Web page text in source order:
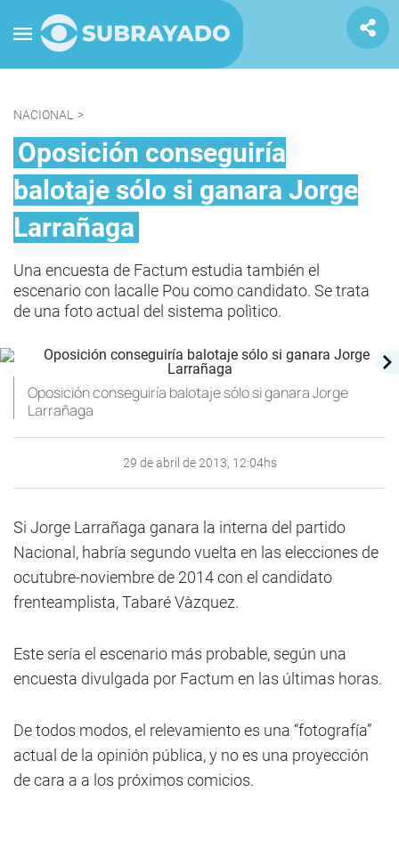
NACIONAL >
Oposición conseguiría
balotaje sólo si ganara Jorge
Larrañaga
Una encuesta de Factum estudia también el
escenario con lacalle Pou como candidato. Se trata
de una foto actual del sistema polìtico.
Oposición conseguiría balotaje sólo si ganara Jorge
Larrañaga
29 de abril de 2013, 12:04hs
Si Jorge Larrañaga ganara la interna del partido
Nacional, habría segundo vuelta en las elecciones de
ocutubre-noviembre de 2014 con el candidato
frenteamplista, Tabaré Vàzquez.
Este sería el escenario más probable, según una
encuesta divulgada por Factum en las últimas horas.
De todos modos, el relevamiento es una “fotografía”
actual de la opinión pública, y no es una proyección
de cara a a los próximos comicios.